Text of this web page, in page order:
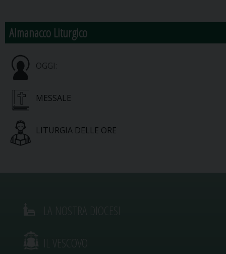
Almanacco Liturgico
OGGI:
MESSALE
LITURGIA DELLE ORE
IL VESCOVO